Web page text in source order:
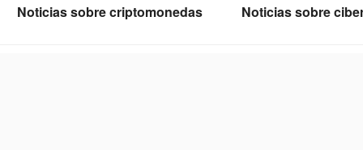
Noticias sobre criptomonedas Noticias sobre